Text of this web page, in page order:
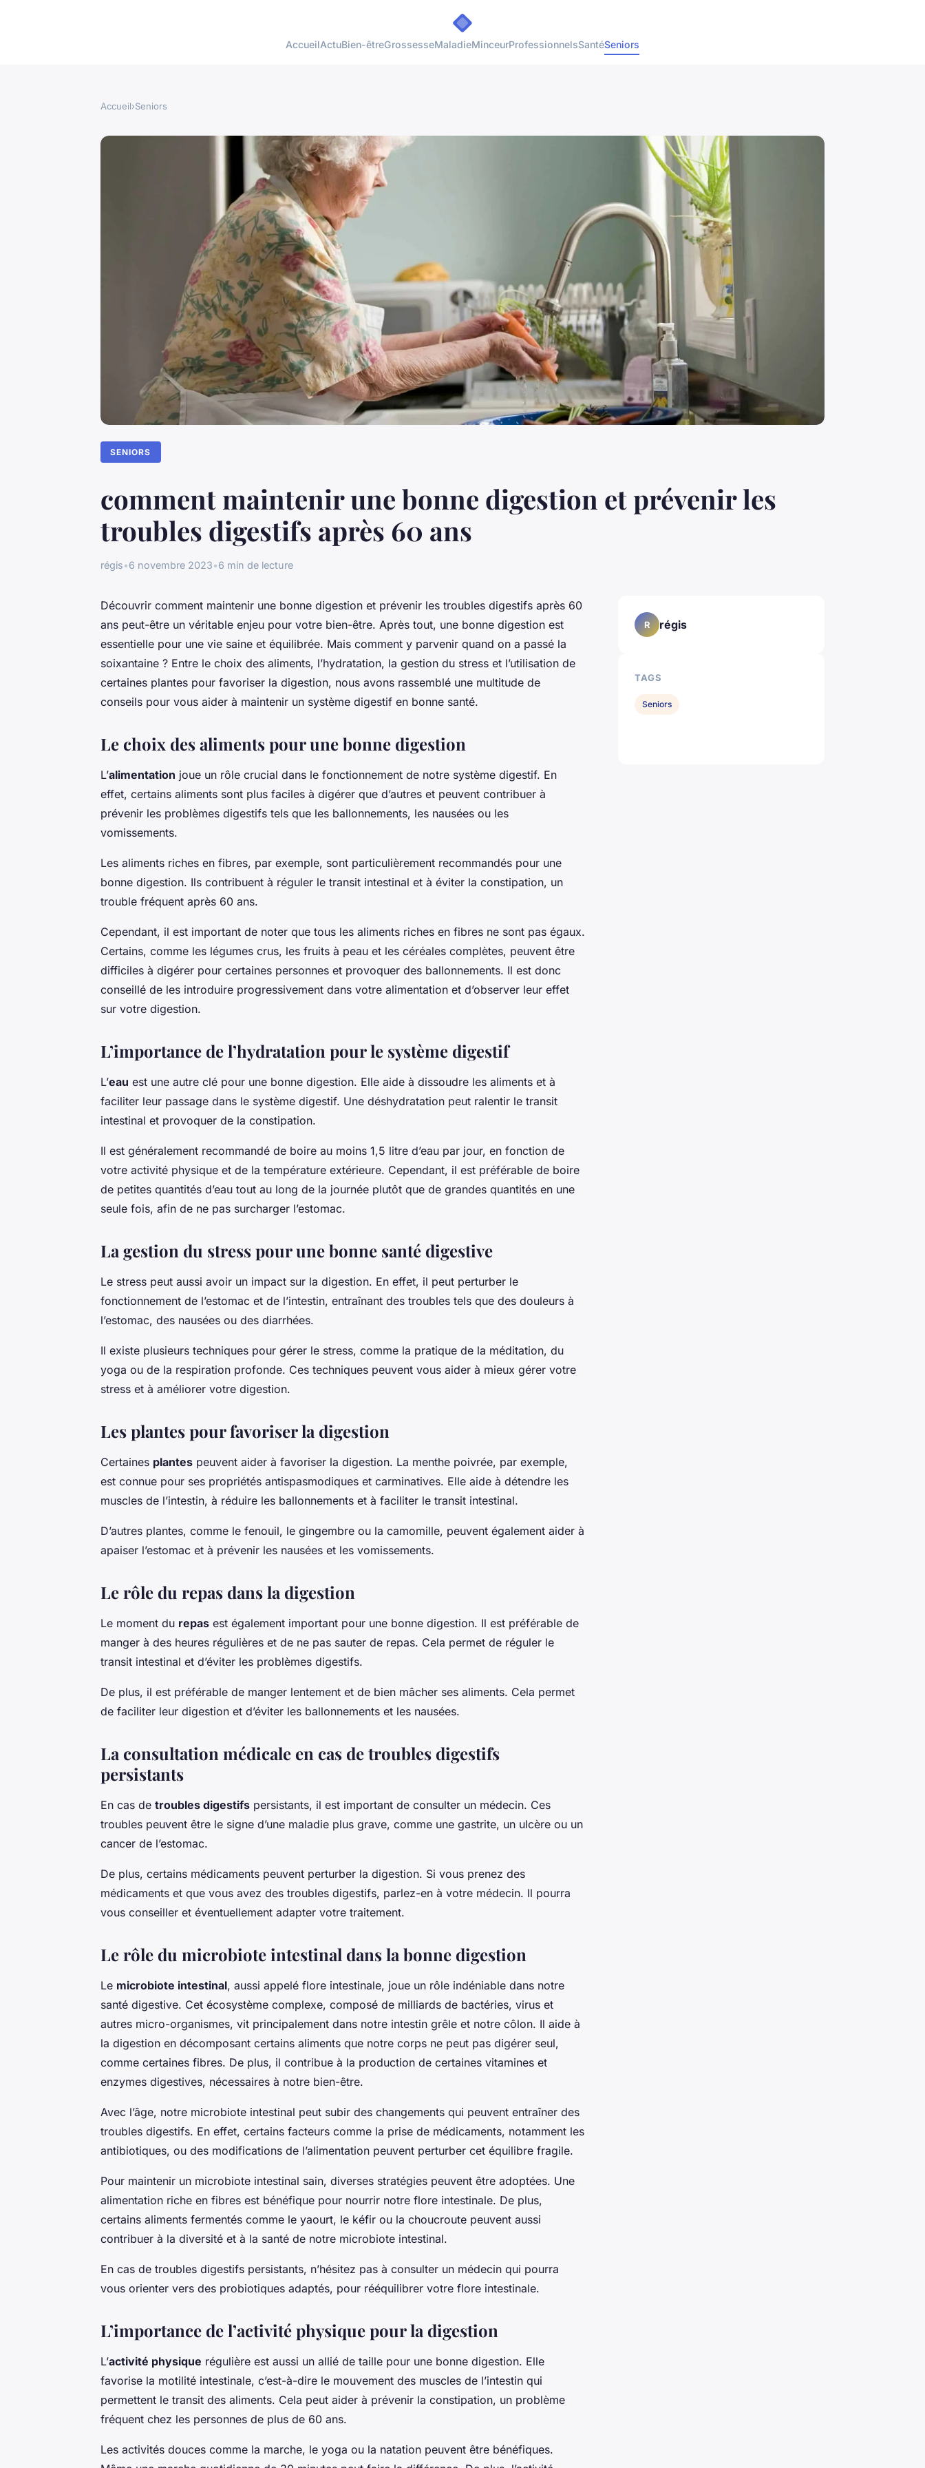
AccueilActuBien-êtreGrossesseMaladieMinceurProfessionnelsSantéSeniors
Accueil›Seniors
SENIORS
comment maintenir une bonne digestion et prévenir les
troubles digestifs après 60 ans
régis•6 novembre 2023•6 min de lecture
Découvrir comment maintenir une bonne digestion et prévenir les troubles digestifs après 60
ans peut-être un véritable enjeu pour votre bien-être. Après tout, une bonne digestion est
essentielle pour une vie saine et équilibrée. Mais comment y parvenir quand on a passé la
soixantaine ? Entre le choix des aliments, l’hydratation, la gestion du stress et l’utilisation de
certaines plantes pour favoriser la digestion, nous avons rassemblé une multitude de
conseils pour vous aider à maintenir un système digestif en bonne santé.
Le choix des aliments pour une bonne digestion
L’alimentation joue un rôle crucial dans le fonctionnement de notre système digestif. En
effet, certains aliments sont plus faciles à digérer que d’autres et peuvent contribuer à
prévenir les problèmes digestifs tels que les ballonnements, les nausées ou les
vomissements.
Les aliments riches en fibres, par exemple, sont particulièrement recommandés pour une
bonne digestion. Ils contribuent à réguler le transit intestinal et à éviter la constipation, un
trouble fréquent après 60 ans.
Cependant, il est important de noter que tous les aliments riches en fibres ne sont pas égaux.
Certains, comme les légumes crus, les fruits à peau et les céréales complètes, peuvent être
difficiles à digérer pour certaines personnes et provoquer des ballonnements. Il est donc
conseillé de les introduire progressivement dans votre alimentation et d’observer leur effet
sur votre digestion.
L’importance de l’hydratation pour le système digestif
L’eau est une autre clé pour une bonne digestion. Elle aide à dissoudre les aliments et à
faciliter leur passage dans le système digestif. Une déshydratation peut ralentir le transit
intestinal et provoquer de la constipation.
Il est généralement recommandé de boire au moins 1,5 litre d’eau par jour, en fonction de
votre activité physique et de la température extérieure. Cependant, il est préférable de boire
de petites quantités d’eau tout au long de la journée plutôt que de grandes quantités en une
seule fois, afin de ne pas surcharger l’estomac.
La gestion du stress pour une bonne santé digestive
Le stress peut aussi avoir un impact sur la digestion. En effet, il peut perturber le
fonctionnement de l’estomac et de l’intestin, entraînant des troubles tels que des douleurs à
l’estomac, des nausées ou des diarrhées.
Il existe plusieurs techniques pour gérer le stress, comme la pratique de la méditation, du
yoga ou de la respiration profonde. Ces techniques peuvent vous aider à mieux gérer votre
stress et à améliorer votre digestion.
Les plantes pour favoriser la digestion
Certaines plantes peuvent aider à favoriser la digestion. La menthe poivrée, par exemple,
est connue pour ses propriétés antispasmodiques et carminatives. Elle aide à détendre les
muscles de l’intestin, à réduire les ballonnements et à faciliter le transit intestinal.
D’autres plantes, comme le fenouil, le gingembre ou la camomille, peuvent également aider à
apaiser l’estomac et à prévenir les nausées et les vomissements.
Le rôle du repas dans la digestion
Le moment du repas est également important pour une bonne digestion. Il est préférable de
manger à des heures régulières et de ne pas sauter de repas. Cela permet de réguler le
transit intestinal et d’éviter les problèmes digestifs.
De plus, il est préférable de manger lentement et de bien mâcher ses aliments. Cela permet
de faciliter leur digestion et d’éviter les ballonnements et les nausées.
La consultation médicale en cas de troubles digestifs
persistants
En cas de troubles digestifs persistants, il est important de consulter un médecin. Ces
troubles peuvent être le signe d’une maladie plus grave, comme une gastrite, un ulcère ou un
cancer de l’estomac.
De plus, certains médicaments peuvent perturber la digestion. Si vous prenez des
médicaments et que vous avez des troubles digestifs, parlez-en à votre médecin. Il pourra
vous conseiller et éventuellement adapter votre traitement.
Le rôle du microbiote intestinal dans la bonne digestion
Le microbiote intestinal, aussi appelé flore intestinale, joue un rôle indéniable dans notre
santé digestive. Cet écosystème complexe, composé de milliards de bactéries, virus et
autres micro-organismes, vit principalement dans notre intestin grêle et notre côlon. Il aide à
la digestion en décomposant certains aliments que notre corps ne peut pas digérer seul,
comme certaines fibres. De plus, il contribue à la production de certaines vitamines et
enzymes digestives, nécessaires à notre bien-être.
Avec l’âge, notre microbiote intestinal peut subir des changements qui peuvent entraîner des
troubles digestifs. En effet, certains facteurs comme la prise de médicaments, notamment les
antibiotiques, ou des modifications de l’alimentation peuvent perturber cet équilibre fragile.
Pour maintenir un microbiote intestinal sain, diverses stratégies peuvent être adoptées. Une
alimentation riche en fibres est bénéfique pour nourrir notre flore intestinale. De plus,
certains aliments fermentés comme le yaourt, le kéfir ou la choucroute peuvent aussi
contribuer à la diversité et à la santé de notre microbiote intestinal.
En cas de troubles digestifs persistants, n’hésitez pas à consulter un médecin qui pourra
vous orienter vers des probiotiques adaptés, pour rééquilibrer votre flore intestinale.
L’importance de l’activité physique pour la digestion
L’activité physique régulière est aussi un allié de taille pour une bonne digestion. Elle
favorise la motilité intestinale, c’est-à-dire le mouvement des muscles de l’intestin qui
permettent le transit des aliments. Cela peut aider à prévenir la constipation, un problème
fréquent chez les personnes de plus de 60 ans.
Les activités douces comme la marche, le yoga ou la natation peuvent être bénéfiques.
R régis
TAGS
Seniors